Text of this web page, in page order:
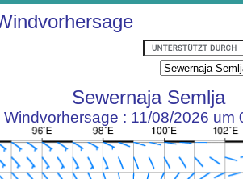
Sewernaja Semlja
Windvorhersage : 11/08/2026 um